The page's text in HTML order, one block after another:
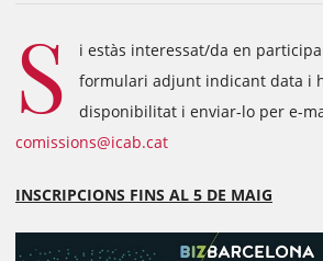
S
i estàs interessat/da en
formulari adjunt indicant data i
disponibilitat i enviar-lo per e-
comissions@icab.cat
INSCRIPCIONS FINS AL 5 DE MAIG